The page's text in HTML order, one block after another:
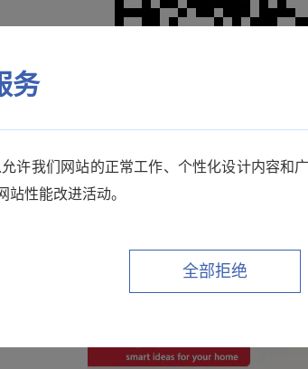
【活动奖品】摩飞多功能
务
许我们网站的正常工作、个性化设计内容和
性能改进活动。
全部拒绝